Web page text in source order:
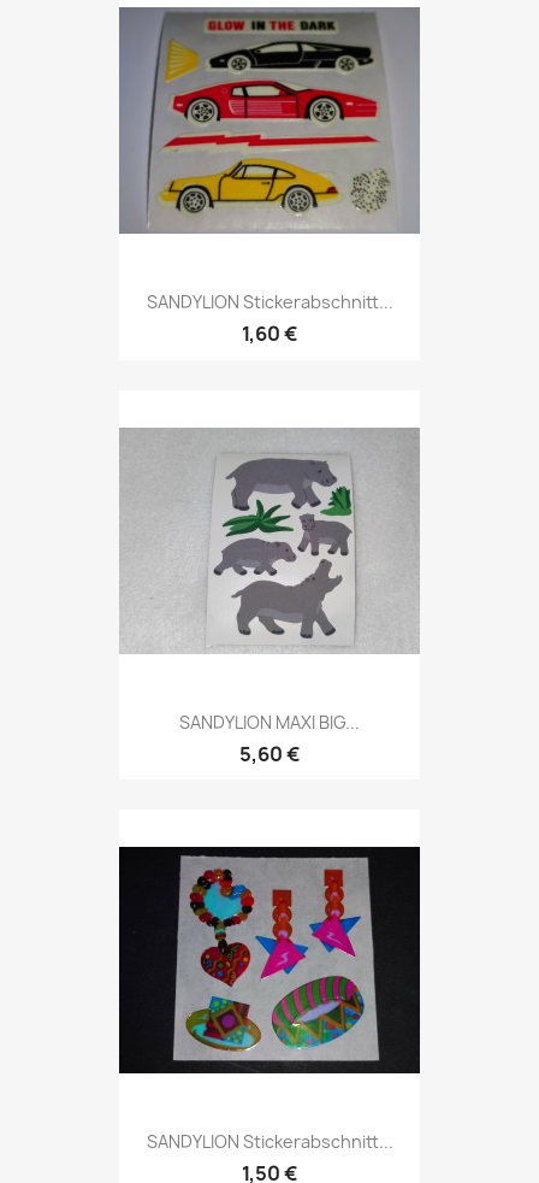
SANDYLION Stickerabschnitt...
1,60 €
SANDYLION MAXI BIG...
5,60 €
SANDYLION Stickerabschnitt...
1,50 €